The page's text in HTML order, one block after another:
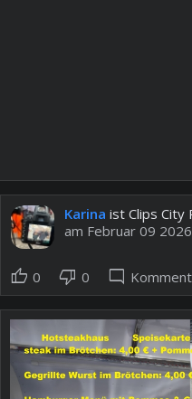
Karina ist Clips City
am Februar 09
thumb_up 0 thumb_down 0 mode_comment